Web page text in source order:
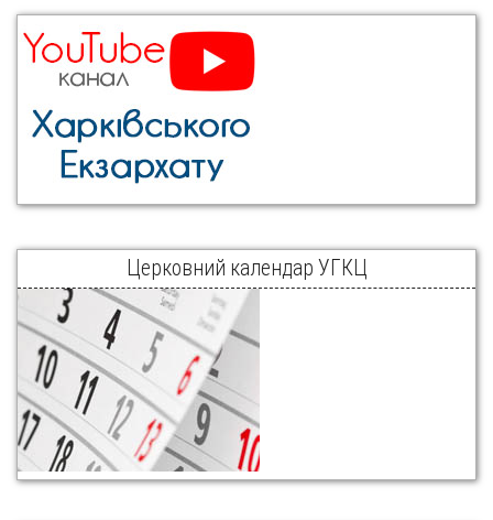
Церковний календар УГКЦ